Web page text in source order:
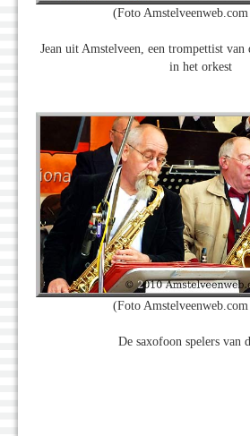
(Foto
Jean uit Amstelveen, een trompettist van
in het orkest
(Foto
De saxofoon spelers van